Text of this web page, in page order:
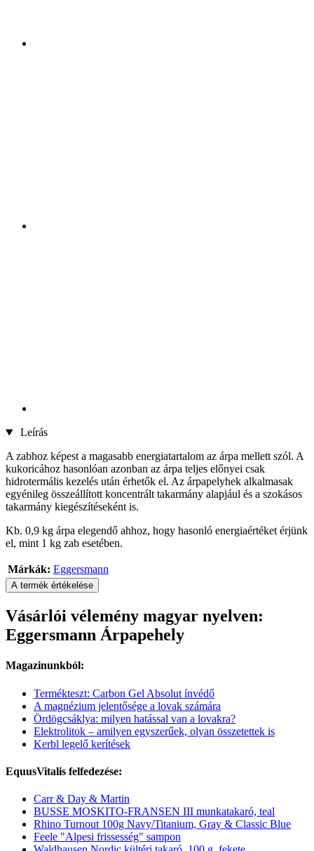
Leírás
A zabhoz képest a magasabb energiatartalom az árpa mellett szól. A
kukoricához hasonlóan azonban az árpa teljes előnyei csak
hidrotermális kezelés után érhetők el. Az árpapelyhek alkalmasak
egyénileg összeállított koncentrált takarmány alapjául és a szokásos
takarmány kiegészítéseként is.
Kb. 0,9 kg árpa elegendő ahhoz, hogy hasonló energiaértéket érjünk
el, mint 1 kg zab esetében.
Márkák: Eggersmann
A termék értékelése
Vásárlói vélemény magyar nyelven:
Eggersmann Árpapehely
Magazinunkból:
Termékteszt: Carbon Gel Absolut ínvédő
A magnézium jelentősége a lovak számára
Ördögcsáklya: milyen hatással van a lovakra?
Elektrolitok – amilyen egyszerűek, olyan összetettek is
Kerbl legelő kerítések
EquusVitalis felfedezése:
Carr & Day & Martin
BUSSE MOSKITO-FRANSEN III munkatakaró, teal
Rhino Turnout 100g Navy/Titanium, Gray & Classic Blue
Feele "Alpesi frissesség" sampon